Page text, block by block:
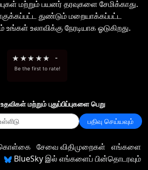
மற்றும் பயனர் தரவுகளை சேமிக்காது.
துண்டும் மறையாக்கப்பட்ட
உலாவிக்கு நேரடியாக ஓடுகிறது.
★ ★★ ★★ -
Be the first to rate!
மற்றும் புதுப்பிப்புகளை பெறு
பதிவு செய்யவும்
கொள்கை சேவை விதிமுறைகள் எங்களை
BlueSky இல் எங்களைப் பின்தொடரவும்